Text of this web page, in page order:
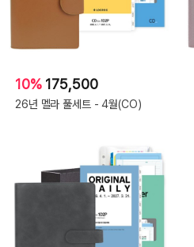
10% 175,500
26년 멜라 풀세트 - 4월(CO)